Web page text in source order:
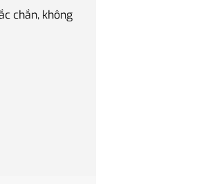
chắn, không